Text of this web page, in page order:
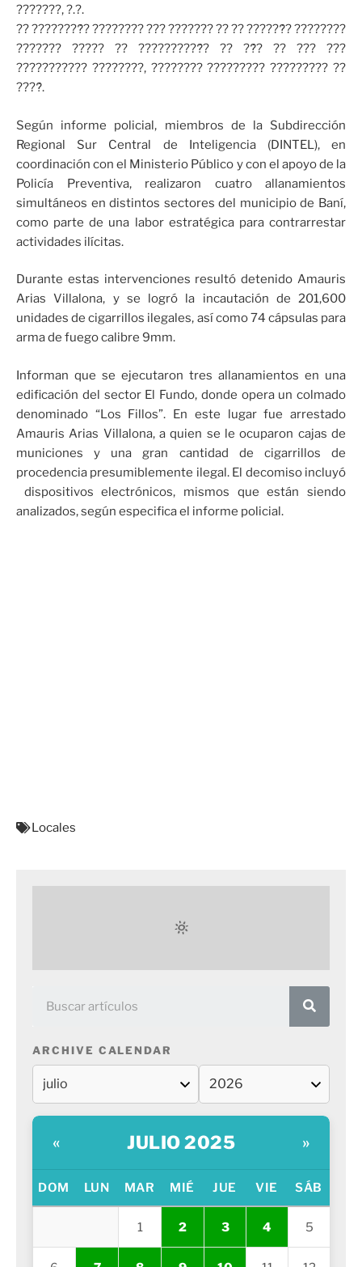
???????, ?.?.
?? ????????́? ???????? ??? ??????? ?? ?? ??????́? ????????
??????? ????? ?? ??????????́? ?? ??́? ?? ??? ???
??????????? ????????, ???????? ????????? ????????? ??
????́.
Según informe policial, miembros de la Subdirección
Regional Sur Central de Inteligencia (DINTEL), en
coordinación con el Ministerio Público y con el apoyo de la
Policía Preventiva, realizaron cuatro allanamientos
simultáneos en distintos sectores del municipio de Baní,
como parte de una labor estratégica para contrarrestar
actividades ilícitas.
Durante estas intervenciones resultó detenido Amauris
Arias Villalona, y se logró la incautación de 201,600
unidades de cigarrillos ilegales, así como 74 cápsulas para
arma de fuego calibre 9mm.
Informan que se ejecutaron tres allanamientos en una
edificación del sector El Fundo, donde opera un colmado
denominado “Los Fillos”. En este lugar fue arrestado
Amauris Arias Villalona, a quien se le ocuparon cajas de
municiones y una gran cantidad de cigarrillos de
procedencia presumiblemente ilegal. El decomiso incluyó
dispositivos electrónicos, mismos que están siendo
analizados, según especifica el informe policial.
Locales
ARCHIVE CALENDAR
« JULIO 2025 »
DOM LUN MAR MIÉ JUE VIE SÁB
1 2 3 4 5